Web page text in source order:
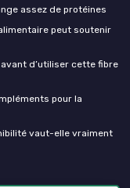
assez de protéines
peut soutenir
d’utiliser cette fibre
pour la
vaut-elle vraiment